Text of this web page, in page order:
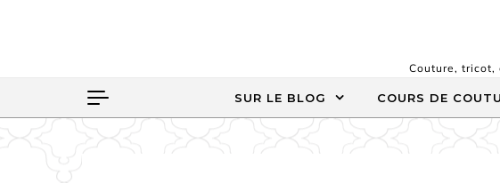
Couture, tricot,
SUR LE BLOG COURS DE